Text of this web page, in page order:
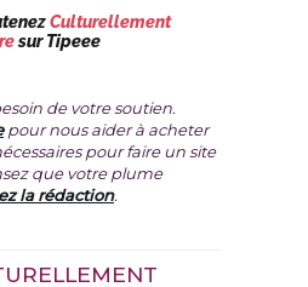
Culturellement
sur Tipeee
de votre soutien.
pour nous aider à acheter
pour faire un site
que votre plume
la rédaction.